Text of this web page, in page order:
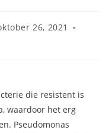
26, 2021
die resistent is
waardoor het erg
Pseudomonas